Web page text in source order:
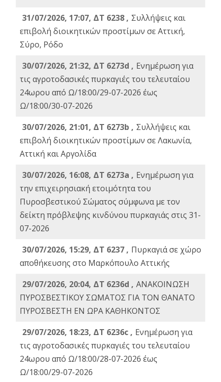
31/07/2026, 17:07, ΔΤ 6238 , Συλλήψεις και
επιβολή διοικητικών προστίμων σε Αττική,
Σύρο, Ρόδο
30/07/2026, 21:32, ΔΤ 6273d , Ενημέρωση για
τις αγροτοδασικές πυρκαγιές του τελευταίου
24ωρου από Ω/18:00/29-07-2026 έως
Ω/18:00/30-07-2026
30/07/2026, 21:01, ΔΤ 6273b , Συλλήψεις και
επιβολή διοικητικών προστίμων σε Λακωνία,
Αττική και Αργολίδα
30/07/2026, 16:08, ΔΤ 6273a , Ενημέρωση για
την επιχειρησιακή ετοιμότητα του
Πυροσβεστικού Σώματος σύμφωνα με τον
δείκτη πρόβλεψης κινδύνου πυρκαγιάς στις 31-
07-2026
30/07/2026, 15:29, ΔΤ 6237 , Πυρκαγιά σε χώρο
αποθήκευσης στο Μαρκόπουλο Αττικής
29/07/2026, 20:04, ΔΤ 6236d , ΑΝΑΚΟΙΝΩΣΗ
ΠΥΡΟΣΒΕΣΤΙΚΟΥ ΣΩΜΑΤΟΣ ΓΙΑ ΤΟΝ ΘΑΝΑΤΟ
ΠΥΡΟΣΒΕΣΤΗ ΕΝ ΩΡΑ ΚΑΘΗΚΟΝΤΟΣ
29/07/2026, 18:23, ΔΤ 6236c , Ενημέρωση για
τις αγροτοδασικές πυρκαγιές του τελευταίου
24ωρου από Ω/18:00/28-07-2026 έως
Ω/18:00/29-07-2026